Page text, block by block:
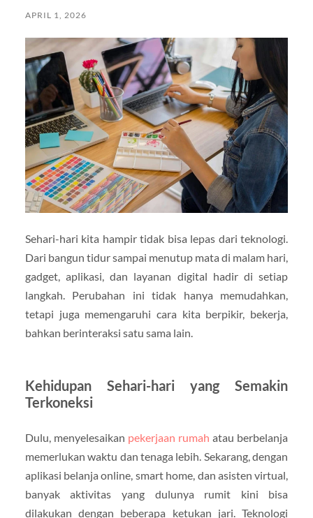
APRIL 1, 2026
Sehari-hari kita hampir tidak bisa lepas dari teknologi.
Dari bangun tidur sampai menutup mata di malam hari,
gadget, aplikasi, dan layanan digital hadir di setiap
langkah. Perubahan ini tidak hanya memudahkan,
tetapi juga memengaruhi cara kita berpikir, bekerja,
bahkan berinteraksi satu sama lain.
Kehidupan Sehari-hari yang Semakin
Terkoneksi
Dulu, menyelesaikan pekerjaan rumah atau berbelanja
memerlukan waktu dan tenaga lebih. Sekarang, dengan
aplikasi belanja online, smart home, dan asisten virtual,
banyak aktivitas yang dulunya rumit kini bisa
dilakukan dengan beberapa ketukan jari. Teknologi